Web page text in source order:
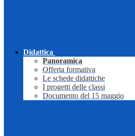
Didattica
Panoramica
Offerta formativa
Le schede didattiche
I progetti delle classi
Documento del 15 maggio